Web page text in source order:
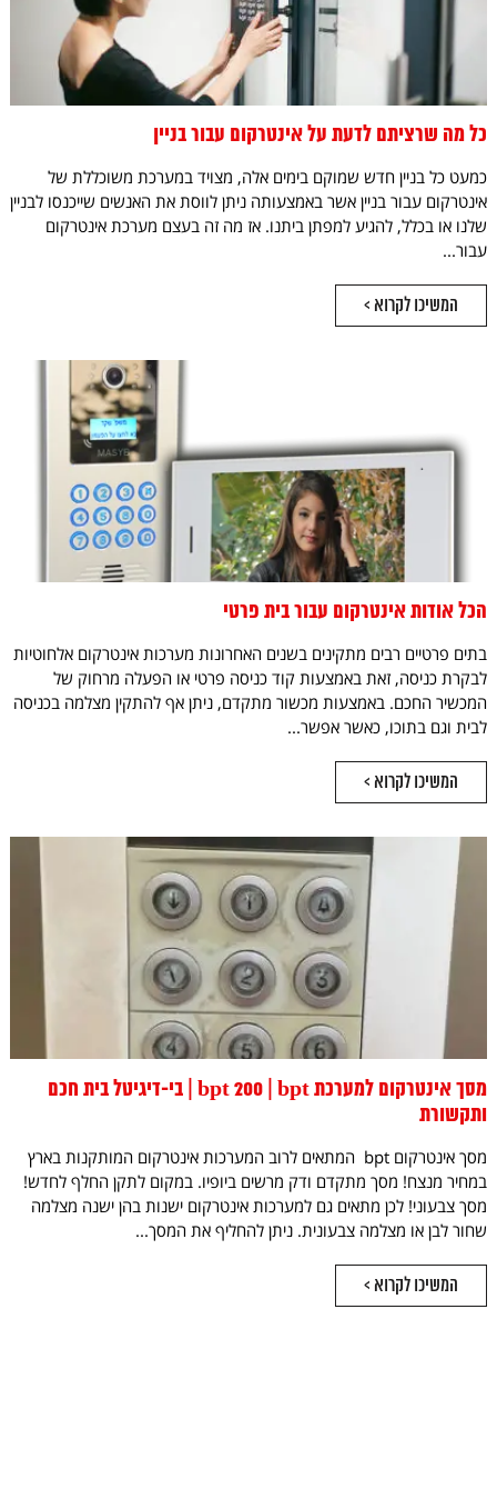
כל מה שרציתם לדעת על אינטרקום עבור בניין
כמעט כל בניין חדש שמוקם בימים אלה, מצויד במערכת משוכללת של
אינטרקום עבור בניין אשר באמצעותה ניתן לווסת את האנשים שייכנסו לבניין
שלנו או בכלל, להגיע למפתן ביתנו. אז מה זה בעצם מערכת אינטרקום
עבור...
המשיכו לקרוא >
הכל אודות אינטרקום עבור בית פרטי
בתים פרטיים רבים מתקינים בשנים האחרונות מערכות אינטרקום אלחוטיות
לבקרת כניסה, זאת באמצעות קוד כניסה פרטי או הפעלה מרחוק של
המכשיר החכם. באמצעות מכשור מתקדם, ניתן אף להתקין מצלמה בכניסה
לבית וגם בתוכו, כאשר אפשר...
המשיכו לקרוא >
מסך אינטרקום למערכת bpt 200 | bpt | בי-דיגיטל בית חכם
ותקשורת
מסך אינטרקום bpt המתאים לרוב המערכות אינטרקום המותקנות בארץ
במחיר מנצח! מסך מתקדם ודק מרשים ביופיו. במקום לתקן החלף לחדש!
מסך צבעוני! לכן מתאים גם למערכות אינטרקום ישנות בהן ישנה מצלמה
שחור לבן או מצלמה צבעונית. ניתן להחליף את המסך...
המשיכו לקרוא >